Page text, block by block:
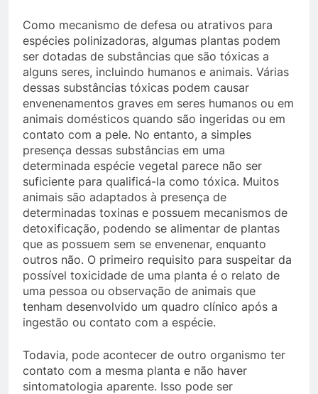
Como mecanismo de defesa ou atrativos para
espécies polinizadoras, algumas plantas podem
ser dotadas de substâncias que são tóxicas a
alguns seres, incluindo humanos e animais. Várias
dessas substâncias tóxicas podem causar
envenenamentos graves em seres humanos ou em
animais domésticos quando são ingeridas ou em
contato com a pele. No entanto, a simples
presença dessas substâncias em uma
determinada espécie vegetal parece não ser
suficiente para qualificá-la como tóxica. Muitos
animais são adaptados à presença de
determinadas toxinas e possuem mecanismos de
detoxificação, podendo se alimentar de plantas
que as possuem sem se envenenar, enquanto
outros não. O primeiro requisito para suspeitar da
possível toxicidade de uma planta é o relato de
uma pessoa ou observação de animais que
tenham desenvolvido um quadro clínico após a
ingestão ou contato com a espécie.
Todavia, pode acontecer de outro organismo ter
contato com a mesma planta e não haver
sintomatologia aparente. Isso pode ser